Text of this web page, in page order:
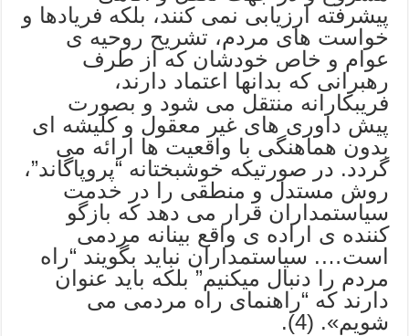
پیشرفته ارزیابی نمی کنند، بلکه فریادها و
خواست های مردم، تشریح روحیه ی
عوام و خاص خودشان که از طرف
رهبرانی که بدانها اعتماد دارند،
فریبکارانه منتقل می شود و بصورت
پیش داوری های غیر معقول و کلیشه ای
بدون هماهنگی با واقعیت ها ارائه می
گردد. در صورتیکه خوشبختانه “پروپاگاند”،
روش مستدل و منطقی را در خدمت
سیاستمداران قرار می دهد که بازگو
کننده ی اراده ی واقع بینانه مردمی
است…. سیاستمداران نباید بگویند “راه
مردم را دنبال میکنیم” بلکه باید عنوان
دارند که “راهنمای راه مردمی می
شویم». (4).